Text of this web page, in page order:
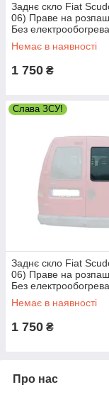
Заднє скло Fiat
06) Праве на
Без
Скудо I)
Немає в наявності
1 750 ₴
Слава ЗСУ!
Заднє скло Fiat
06) Праве на
Без
Скудо I)
Немає в наявності
1 750 ₴
Про нас